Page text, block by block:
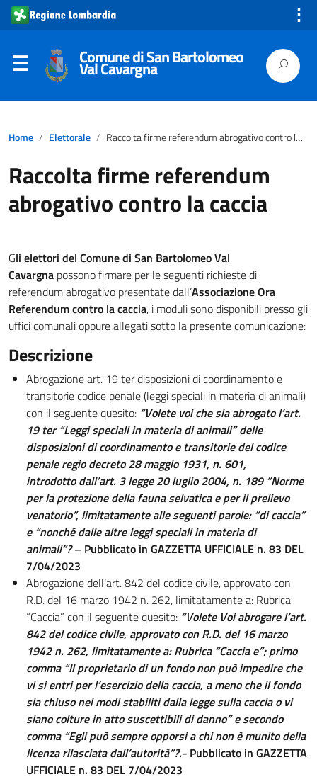
⋮
Comune di San Bartolomeo
Val Cavargna
Home Elettorale Raccolta firme referendum abrogativo contro la caccia
Raccolta firme referendum
abrogativo contro la caccia
Gli elettori del Comune di San Bartolomeo Val
Cavargna possono firmare per le seguenti richieste di
referendum abrogativo presentate dall’Associazione Ora
Referendum contro la caccia, i moduli sono disponibili presso gli
uffici comunali oppure allegati sotto la presente comunicazione:
Descrizione
Abrogazione art. 19 ter disposizioni di coordinamento e
transitorie codice penale (leggi speciali in materia di animali)
con il seguente quesito: “Volete voi che sia abrogato l’art.
19 ter “Leggi speciali in materia di animali” delle
disposizioni di coordinamento e transitorie del codice
penale regio decreto 28 maggio 1931, n. 601,
introdotto dall’art. 3 legge 20 luglio 2004, n. 189 “Norme
per la protezione della fauna selvatica e per il prelievo
venatorio”, limitatamente alle seguenti parole: “di caccia”
e “nonché dalle altre leggi speciali in materia di
animali”?– Pubblicato in GAZZETTA UFFICIALE n. 83 DEL
7/04/2023
Abrogazione dell’art. 842 del codice civile, approvato con
R.D. del 16 marzo 1942 n. 262, limitatamente a: Rubrica
“Caccia” con il seguente quesito: “Volete Voi abrogare l’art.
842 del codice civile, approvato con R.D. del 16 marzo
1942 n. 262, limitatamente a: Rubrica “Caccia e”; primo
comma “Il proprietario di un fondo non può impedire che
vi si entri per l’esercizio della caccia, a meno che il fondo
sia chiuso nei modi stabiliti dalla legge sulla caccia o vi
siano colture in atto suscettibili di danno” e secondo
comma “Egli può sempre opporsi a chi non è munito della
licenza rilasciata dall’autorità”?.- Pubblicato in GAZZETTA
UFFICIALE n. 83 DEL 7/04/2023